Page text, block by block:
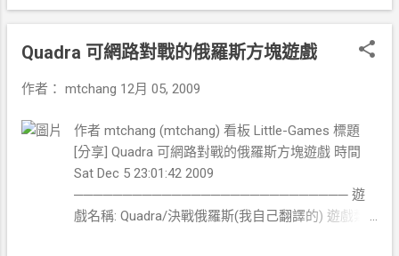
籃式 傳動系統 ：濕式多片5前速鏈傳動 輪胎
http://sourceforge.net/projects/gccgo/files/ 剛且作
直接抓來. .. $ wget
eb/gccgo_4.5.0-1_i386.deb?ue_mirror=nchc * 但發
overwrite 參數強制安裝 $ sudo dpkg --force-
overwrite -i gccgo_4.5.0-1_i386.deb 接下來寫一個
簡單的 go 程式 $ vim h.go package main import
"fmt" func main() { fmt.Printf("Hello, 世界\n") } 用剛
裝好得 gccgo 編譯一下 $ gccgo h.go $ ./a.out
Quadra 可網路對戰的俄羅斯方塊遊戲
作者： mtchang 12月 05, 2009
作者 mtchang (mtchang) 看板 Little-Games 標題
[分享] Quadra 可網路對戰的俄羅斯方塊遊戲 時間
Sat Dec 5 23:01:42 2009
──────────────────────────── 遊
戲名稱: Quadra/決戰俄羅斯(我自己翻譯的) 遊戲類